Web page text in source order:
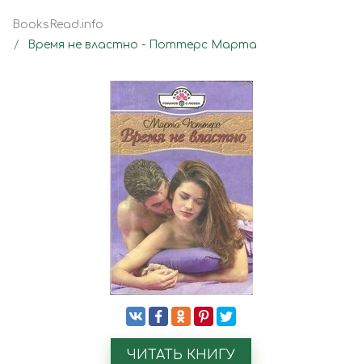
BooksRead.info
Время не властно - Поттерс Марта
ЧИТАТЬ КНИГУ